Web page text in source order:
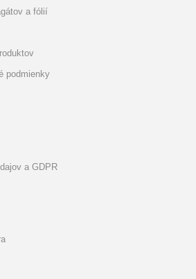
a fólií
podmienky
a GDPR